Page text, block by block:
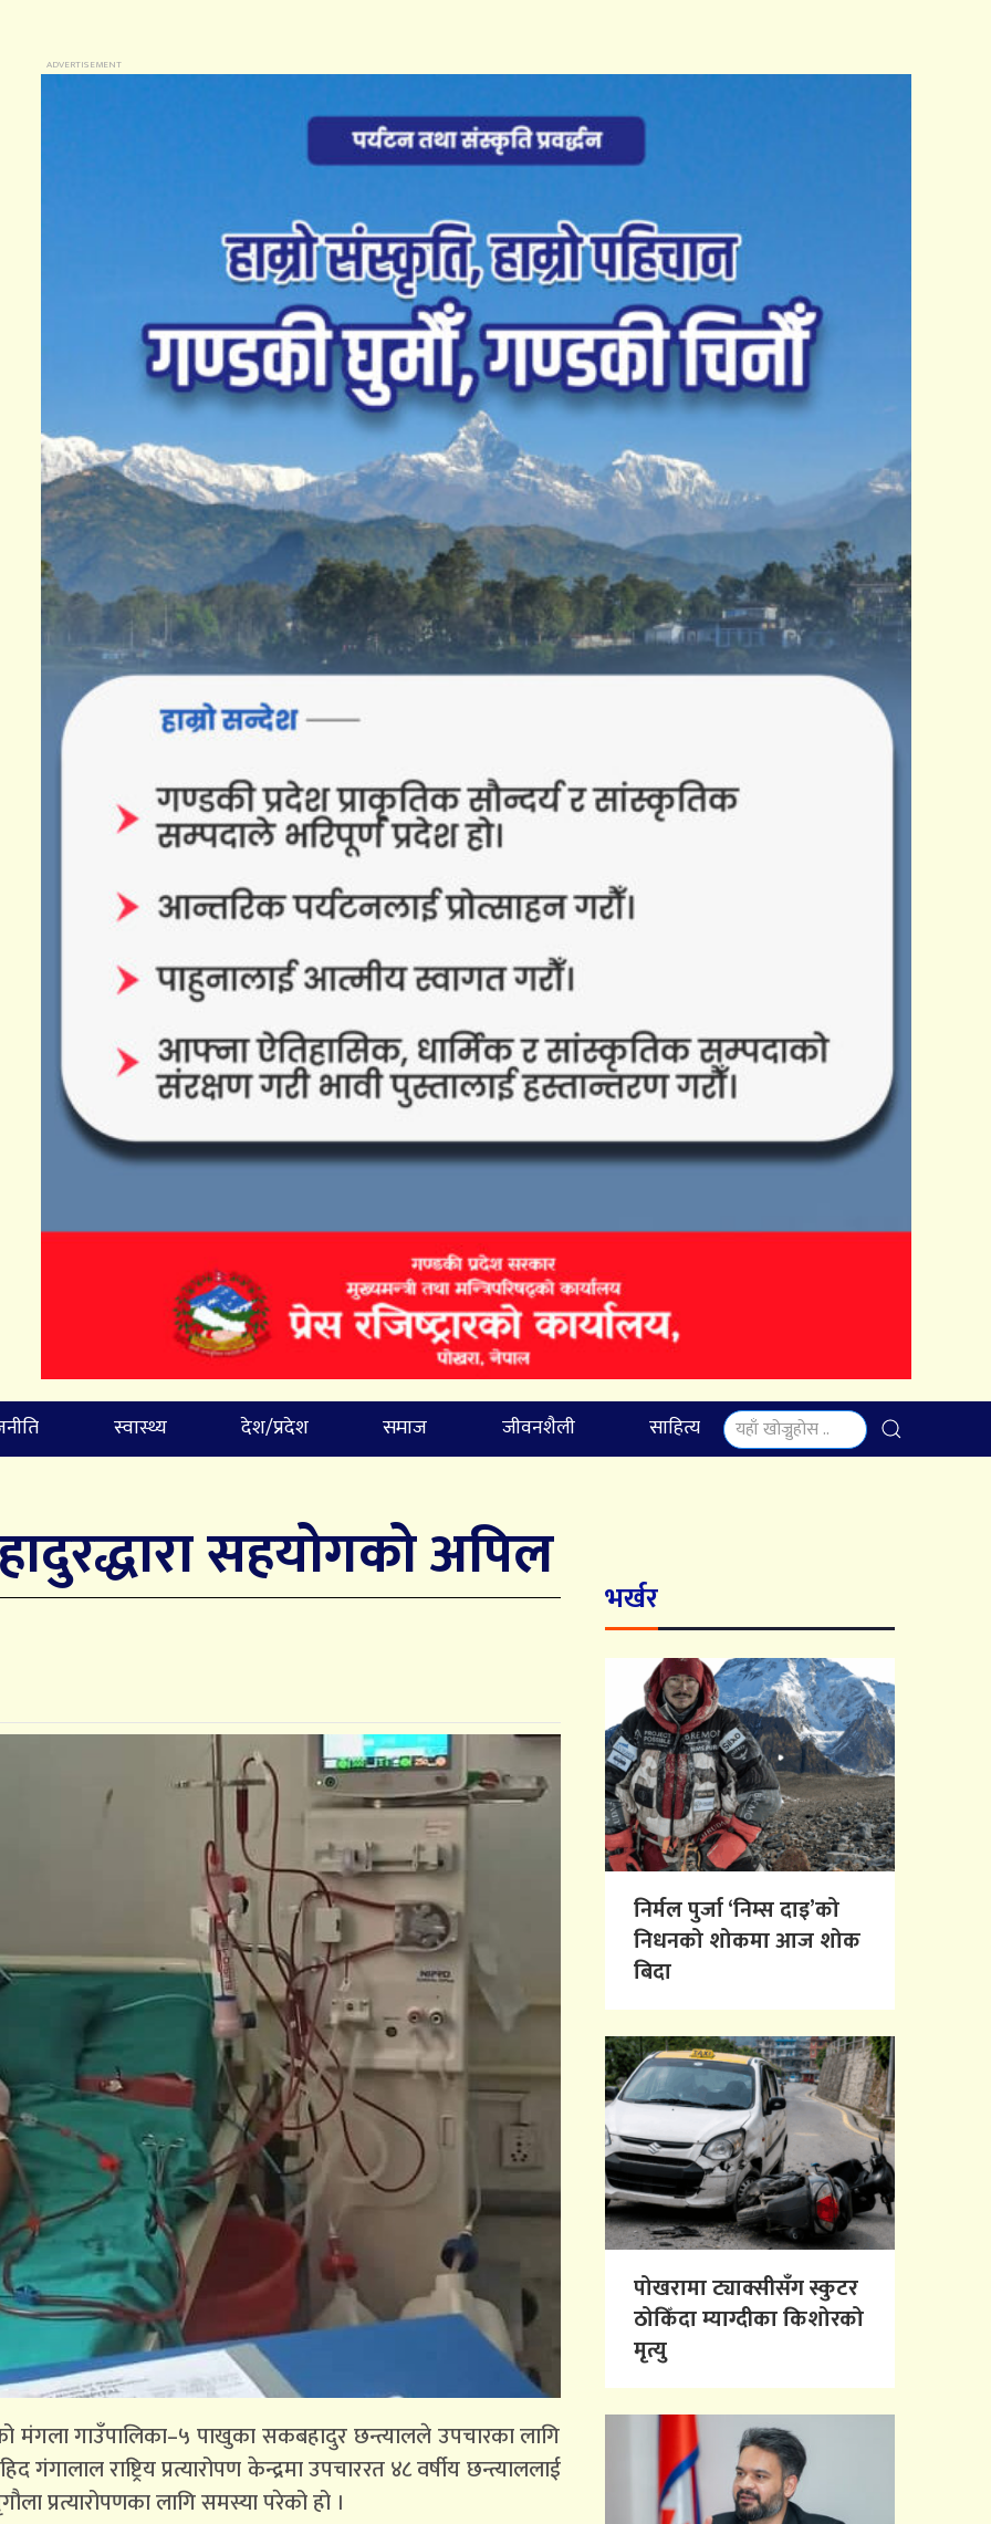
स्वास्थ्य देश/प्रदेश समाज जीवनशैली साहित्य
सहयोगको अपिल
मंगला गाउँपालिका–५ पाखुका सकबहादुर छन्त्यालले उपचारका लागि
राष्ट्रिय प्रत्यारोपण केन्द्रमा उपचाररत ४८ वर्षीय छन्त्याललाई
प्रत्यारोपणका लागि समस्या परेको हो ।
भर्खर
निर्मल पुर्जा ‘निम्स दाइ’को
निधनको शोकमा आज शोक
बिदा
पोखरामा ट्याक्सीसँग स्कुटर
ठोकिँदा म्याग्दीका किशोरको
मृत्यु